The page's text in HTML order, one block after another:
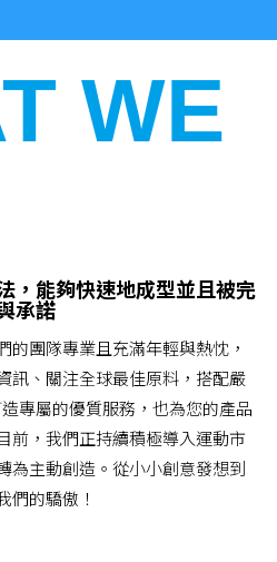
WE
，能夠快速地成型並且被完
承諾
的團隊專業且充滿年輕與熱忱，
訊、關注全球最佳原料，搭配嚴
專屬的優質服務，也為您的產品
前，我們正持續積極導入運動市
為主動創造。從小小創意發想到
們的驕傲！